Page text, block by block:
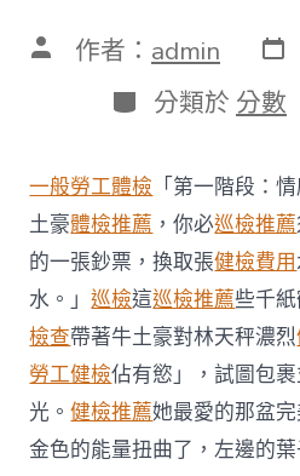
文 作者： admin 發
表
日
期
分
類
分類於 分數
一般勞工體檢 「第一階段：
土豪體檢推薦 ，你必巡檢推薦
的一張鈔票，換取張健檢費用
水。」巡檢這巡檢推薦些千
檢查帶著牛土豪對林天秤濃烈
勞工健檢佔有慾」，試圖包
光。健檢推薦她最愛的那盆
金色的能量扭曲了，左邊的